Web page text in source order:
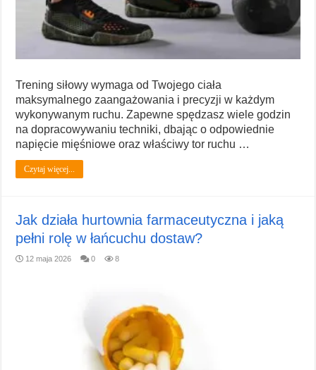
Trening siłowy wymaga od Twojego ciała
maksymalnego zaangażowania i precyzji w każdym
wykonywanym ruchu. Zapewne spędzasz wiele godzin
na dopracowywaniu techniki, dbając o odpowiednie
napięcie mięśniowe oraz właściwy tor ruchu …
Czytaj więcej...
Jak działa hurtownia farmaceutyczna i jaką
pełni rolę w łańcuchu dostaw?
12 maja 2026 0 8